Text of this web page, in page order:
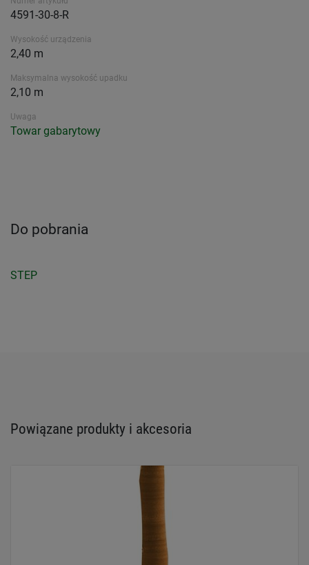
4591-30-8-R
Wysokość urządzenia
2,40 m
Maksymalna wysokość upadku
2,10 m
Uwaga
Towar gabarytowy
Do pobrania
STEP
Powiązane produkty i akcesoria